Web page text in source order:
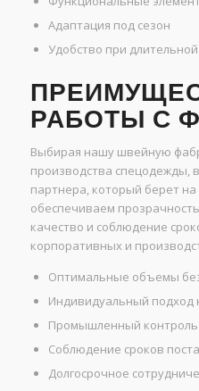
Адаптация под сезон
Удобство при
РАБОТЫ С
Выбирая нашу швейную
производства спецодежды,
партнера, который берет
обеспечиваем
качество и соблюдение
корпоративных и
Оптимальные объемы
Индивидуальный подход
Промышленный контроль
Соблюдение сроков
Долгосрочное